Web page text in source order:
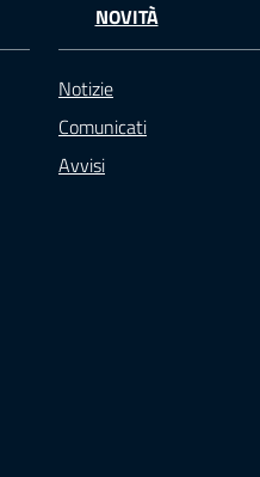
NOVITÀ
Notizie
Comunicati
Avvisi